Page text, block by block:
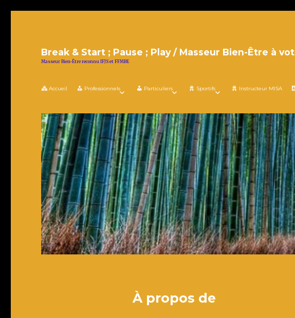
Break & Start ; Pause ; Play / Masseur Bien-Être à
Masseur Bien-Être reconnu IFJS et FFMBE
Accueil Professionnels Particuliers Sportifs Instructeur MISA
À propos de